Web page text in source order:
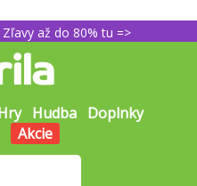
až do 80% tu =>
Hudba Doplnky
Akcie